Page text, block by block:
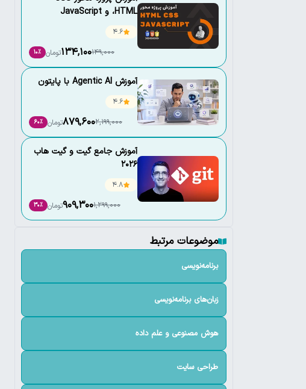
،HTML و JavaScript
4.6
149,000
134,100تومان 10٪
آموزش Agentic AI با پایتون
4.6
2,199,000
879,600تومان 60٪
آموزش جامع گیت و گیت هاب
2026
4.8
1,299,000
909,300تومان 30٪
موضوعات مرتبط
برنامه‌نویسی
زبان‌های برنامه‌نویسی
هوش مصنوعی و علم داده
طراحی سایت